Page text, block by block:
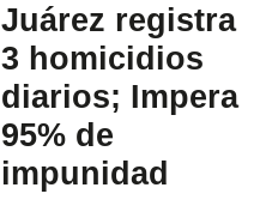
Juárez registra
3 homicidios
diarios; Impera
95% de
impunidad